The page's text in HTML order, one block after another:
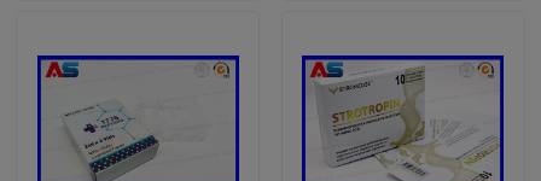
私達について